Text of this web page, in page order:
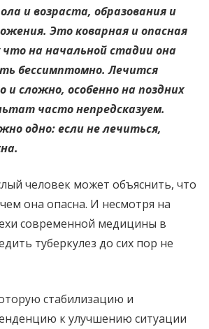
и возраста, образования и
Это коварная и опасная
что на начальной стадии она
бессимптомно. Лечится
и сложно, особенно на поздних
часто непредсказуем.
одно: если не лечиться,
человек может объяснить, что
она опасна. И несмотря на
современной медицины в
туберкулез до сих пор не
стабилизацию и
к улучшению ситуации